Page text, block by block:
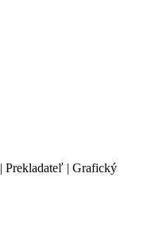
Prekladateľ | Grafický